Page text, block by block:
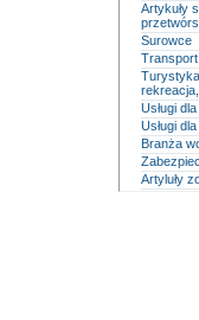
Artykuły
Surowce
Transport
Usługi
Usługi
Branża
Artyluły